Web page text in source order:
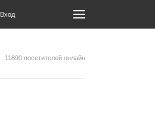
Вход
11890 посетителей онлайн